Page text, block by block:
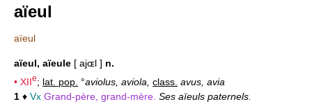
aïeul
aïeul
aïeul, aïeule [ ajɶl ] n.
• XIIe; lat. pop. °aviolus, aviola, class. avus, avia
1 ♦ Vx Grand-père, grand-mère. Ses aïeuls paternels.